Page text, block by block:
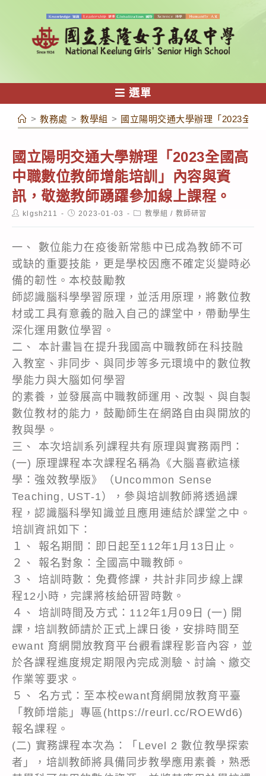
容
選單
> 教務處 > 教學組 > 國立陽明交通大學辦理「2023全
國立陽明交通大學辦理「2023全國高
中職數位教師增能培訓」內容與資
訊，敬邀教師踴躍參加線上課程。
Postklgsh211
Post2023-01-03
Post教學組 / 教師研習
一、 數位能力在疫後新常態中已成為教師不可
或缺的重要技能，更是學校因應不確定災變時必
備的韌性。本校鼓勵教
師認識腦科學學習原理，並活用原理，將數位教
材或工具有意義的融入自己的課堂中，帶動學生
深化運用數位學習。
二、 本計畫旨在提升我國高中職教師在科技融
入教室、非同步、與同步等多元環境中的數位教
學能力與大腦如何學習
的素養，並發展高中職教師運用、改製、與自製
數位教材的能力，鼓勵師生在網路自由與開放的
教與學。
三、 本次培訓系列課程共有原理與實務兩門：
(一) 原理課程本次課程名稱為《大腦喜歡這樣
學：強效教學版》（Uncommon Sense
Teaching, UST-1），參與培訓教師將透過課
程，認識腦科學知識並且應用連結於課堂之中。
培訓資訊如下：
１、 報名期間：即日起至112年1月13日止。
２、 報名對象：全國高中職教師。
３、 培訓時數：免費修課，共計非同步線上課
程12小時，完課將核給研習時數。
４、 培訓時間及方式：112年1月09日 (一) 開
課，培訓教師請於正式上課日後，安排時間至
ewant 育網開放教育平台觀看課程影音內容，並
於各課程進度規定期限內完成測驗、討論、繳交
作業等要求。
５、 名方式：至本校ewant育網開放教育平臺
「教師增能」專區(https://reurl.cc/ROEWd6)
報名課程。
(二) 實務課程本次為：「Level 2 數位教學探索
者」，培訓教師將具備同步教學應用素養，熟悉